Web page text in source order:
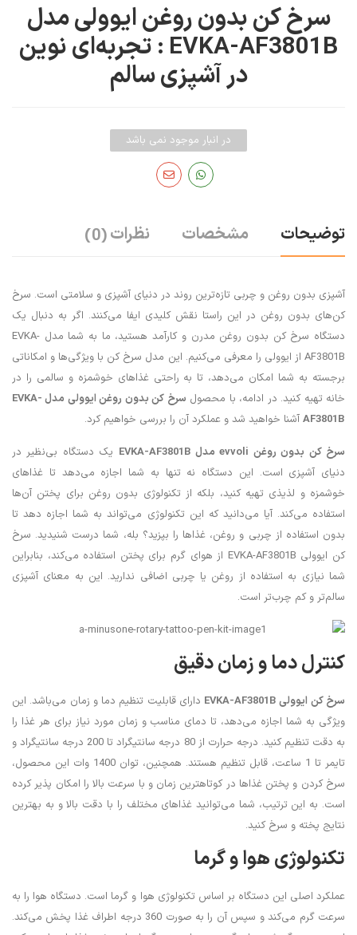
سرخ کن بدون روغن ایوولی مدل
EVKA-AF3801B : تجربه‌ای نوین
در آشپزی سالم
در انبار موجود نمی باشد
توضیحات مشخصات نظرات(0)
آشپزی بدون روغن و چربی تازه‌ترین روند در دنیای آشپزی و سلامتی است. سرخ
کن‌های بدون روغن در این راستا نقش کلیدی ایفا می‌کنند. اگر به دنبال یک
دستگاه سرخ کن بدون روغن مدرن و کارآمد هستید، ما به شما مدل EVKA-
AF3801B از ایوولی را معرفی می‌کنیم. این مدل سرخ کن با ویژگی‌ها و امکاناتی
برجسته به شما امکان می‌دهد، تا به راحتی غذاهای خوشمزه و سالمی را در
خانه تهیه کنید. در ادامه، با محصول سرخ کن بدون روغن ایوولی مدل EVKA-
AF3801B آشنا خواهید شد و عملکرد آن را بررسی خواهیم کرد.
سرخ کن بدون روغن evvoli مدلEVKA-AF3801B
یک دستگاه بی‌نظیر در
دنیای آشپزی است. این دستگاه نه تنها به شما اجازه می‌دهد تا غذاهای
خوشمزه و لذیذی تهیه کنید، بلکه از تکنولوژی بدون روغن برای پختن آن‌ها
استفاده می‌کند. آیا می‌دانید که این تکنولوژی می‌تواند به شما اجازه دهد تا
بدون استفاده از چربی و روغن، غذاها را بپزید؟ بله، شما درست شنیدید. سرخ
کن ایوولی EVKA-AF3801B از هوای گرم برای پختن استفاده می‌کند، بنابراین
شما نیازی به استفاده از روغن یا چربی اضافی ندارید. این به معنای آشپزی
سالم‌تر و کم چرب‌تر است.
کنترل دما و زمان دقیق
سرخ کن ایوولیEVKA-AF3801B
دارای قابلیت تنظیم دما و زمان می‌باشد. این
ویژگی به شما اجازه می‌دهد، تا دمای مناسب و زمان مورد نیاز برای هر غذا را
به دقت تنظیم کنید. درجه حرارت از 80 درجه سانتیگراد تا 200 درجه سانتیگراد و
تایمر تا 1 ساعت، قابل تنظیم هستند. همچنین، توان 1400 وات این محصول،
سرخ کردن و پختن غذاها در کوتاهترین زمان و با سرعت بالا را امکان پذیر کرده
است. به این ترتیب، شما می‌توانید غذاهای مختلف را با دقت بالا و به بهترین
نتایج پخته و سرخ کنید.
تکنولوژی هوا و گرما
عملکرد اصلی این دستگاه بر اساس تکنولوژی هوا و گرما است. دستگاه هوا را به
سرعت گرم می‌کند و سپس آن را به صورت 360 درجه اطراف غذا پخش می‌کند.